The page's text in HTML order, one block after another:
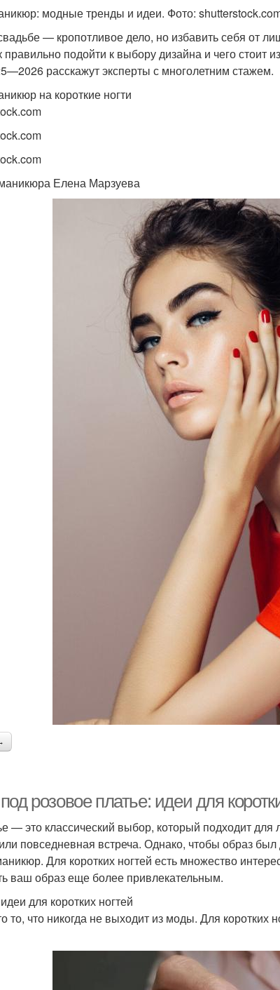
модные тренды и идеи. Фото:
— кропотливое дело, но избавить себя от
подойти к выбору дизайна и чего стоит
расскажут эксперты с многолетним стажем.
на короткие ногти
Елена Марзуева
розовое платье: идеи для
— это классический выбор, который подходит для
повседневная встреча. Однако, чтобы образ
Для коротких ногтей есть множество
ваш образ еще более привлекательным.
для коротких ногтей
то, что никогда не выходит из моды. Для коротких